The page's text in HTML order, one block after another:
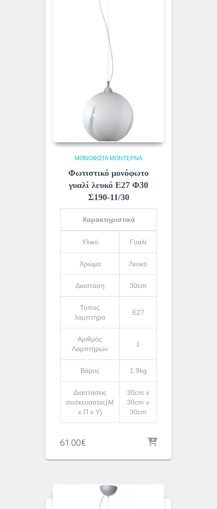
ΜΟΝΌΦΩΤΑ ΜΟΝΤΈΡΝΑ
Φωτιστικό μονόφωτο
γυαλί λευκό Ε27 Φ30
Σ190-11/30
Χαρακτηριστικά
Υλικό Γυαλί
Χρώμα Λευκό
Διαστάση 30cm
Τύπος
λαμπτήρα
Ε27
Αριθμός
Λαμπτήρων
1
Βάρος 1.9kg
Διαστάσεις
συσκευασίας(Μ
x Π x Υ)
30cm x
30cm x
30cm
61.00€